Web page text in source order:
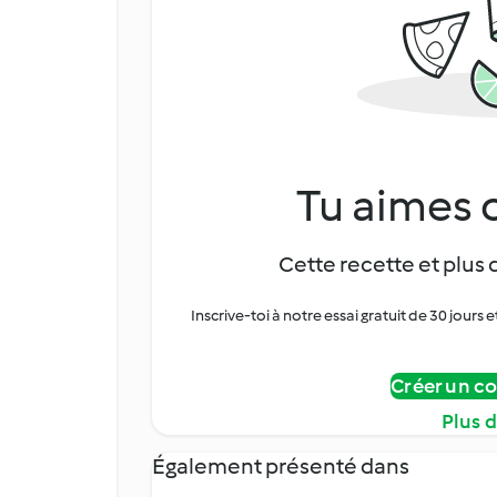
Tu aimes
Cette recette et plus
Inscrive-toi à notre essai gratuit de 30 jours
Créer un
Plus
Également présenté dans